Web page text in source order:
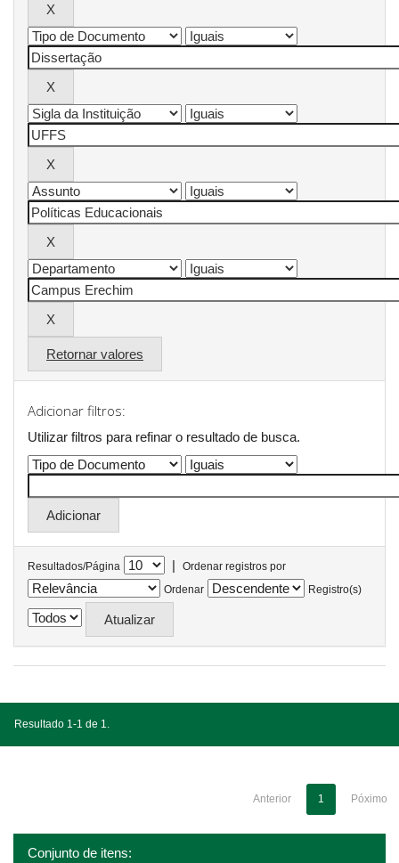
Retornar valores
Adicionar filtros:
Utilizar filtros para refinar o resultado de busca.
Resultados/Página |
Ordenar registros por
Ordenar
Registro(s)
Resultado 1-1 de 1.
Anterior 1 Póximo
Conjunto de itens: